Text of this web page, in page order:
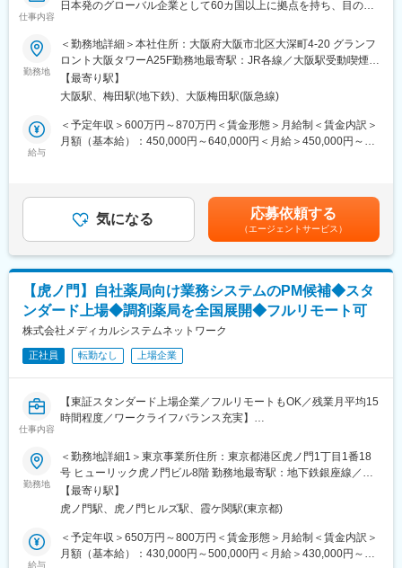
・担当するITプロジェクトおよび施策について、計画策定、実
・プロジェクトにおける課題やリスクを主体的に特定・管理し、
適切な対策を推進することで、円滑なプロジェクト遂行を実現す
る。
・社内外の関係者と連携しながら、プロジェクトの成功に向けて
■ソリューション・システム管理
・担当するシステムおよびアプリケーションの安定運用と継続的
する情報を、関係者へ適切に共有する。
・グローバルおよびリージョナルのITチームと連携し、IT戦略、お
よび各種イニシアチブの実行を支援する。
変更の範囲：会社の定める業務
仕事内容
日本発のグローバル企業として60カ国以上に拠点を持ち、目の健
供し、世界中の人々の視覚に関わる社会問題に取り組んでいま
す。本ポジションは、本社QA職として活躍頂きます。
■業務内容：
・配属先は、日本国内で製造販売する医療用/一般用医薬品・健康
補助食品の品質保証体制の維持・管理、および海外輸出入品を扱
う本社品質保証機能（グローバル機能）を担っています。
改善し、製造管理及び品質管理の適正運用を確認することで、医
療用/一般用医薬品、健康補助食品および治験薬の品質保証を適切
よびGXP組織と連携し、日本市場における主導役として品質シス
テムの構築と維持管理および強固なプロセスの構築・標準化に向
けた改善を行う。
・GQP管理基準および手順に準拠した医薬品品質システム（逸
脱/CAPA、変更管理、文書管理、教育訓練、取決めなど）を構
築、維持、改善する
・製造委託先、供給業者管理の運用および継続的な改善を行う。
・日本・海外規制及び標的市場国規制に適合する新製品の上市活
動を行う。
・国内市場向け製品及び輸出用製品の、治験薬Phase及び商用
・ターゲット市場要件に基づく海外輸出入品の品質保証業務の実
務およびサポートを行う。
・他社製造販売業者との販売提携製品の品質協定を遵守するとと
もに適正な品質情報の取扱いを行う。
後納入、保管、供給業務に関する品質保証業務を行う。
・品質KPIsのモニタリング及び継続的改善の推進、マネジメント
勤務地
＜勤務地詳細＞本社住所：大阪府大阪市北区大深町4-20 グランフ
ロント大阪タワーA25F勤務地最寄駅：JR各線／大阪駅受動喫煙対
策：屋内全面禁煙変更の範囲：会社の定める事業所（リモートワ
ーク含む）
【最寄り駅】
大阪駅、梅田駅(地下鉄)、大阪梅田駅(阪急線)
給与
＜予定年収＞600万円～870万円＜賃金形態＞月給制＜賃金内訳＞
月額（基本給）：450,000円～640,000円＜月給＞450,000円～
あり、選考を通じて上下する可能性があります。月給(月額)は固定
手当を含めた表記です。
気になる 応募依頼する
（エージェントサービス）
【虎ノ門】自社薬局向け業務システムのPM候補◆スタ
ンダード上場◆調剤薬局を全国展開◆フルリモート可
株式会社メディカルシステムネットワーク
正社員 転勤なし 上場企業
仕事内容
【東証スタンダード上場企業／フルリモートもOK／残業月平均15
時間程度／ワークライフバランス充実】
■業務概要：
「なの花薬局」チェーンの運営・同社グループや加盟登録してい
る一般保険薬局等の医療機関に対し、医薬品調達から薬剤師研修
までの保険薬局運営支援サービスを提供する当社で、プロジェク
トマネージャー業務をお任せします。
＜具体的に＞
勤務地
＜勤務地詳細1＞東京事業所住所：東京都港区虎ノ門1丁目1番18
号 ヒューリック虎ノ門ビル8階 勤務地最寄駅：地下鉄銀座線／虎
ノ門駅受動喫煙対策：屋内全面禁煙＜勤務地詳細2＞全国（ご自宅
からのフルリモート中心）住所：支社・支店／全国各地 受動喫煙
トワーク含む）
【最寄り駅】
虎ノ門駅、虎ノ門ヒルズ駅、霞ケ関駅(東京都)
給与
＜予定年収＞650万円～800万円＜賃金形態＞月給制＜賃金内訳＞
月額（基本給）：430,000円～500,000円＜月給＞430,000円～